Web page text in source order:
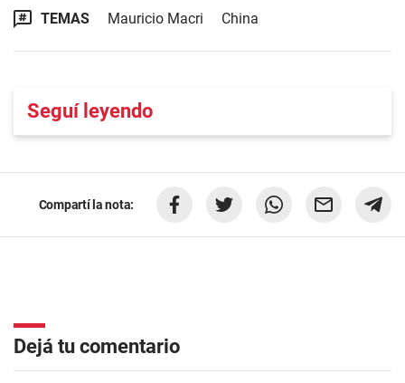
TEMAS Mauricio Macri China
Seguí leyendo
Compartí la nota:
Dejá tu comentario